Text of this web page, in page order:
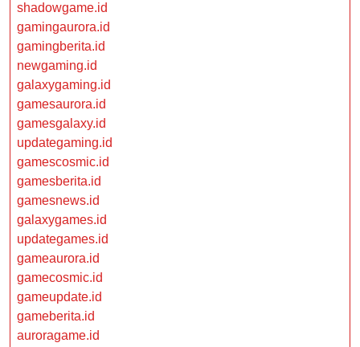
shadowgame.id
gamingaurora.id
gamingberita.id
newgaming.id
galaxygaming.id
gamesaurora.id
gamesgalaxy.id
updategaming.id
gamescosmic.id
gamesberita.id
gamesnews.id
galaxygames.id
updategames.id
gameaurora.id
gamecosmic.id
gameupdate.id
gameberita.id
auroragame.id